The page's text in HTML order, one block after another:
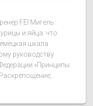
FEI Мигель
и яйца: что
шкала
руководству
«Принципы